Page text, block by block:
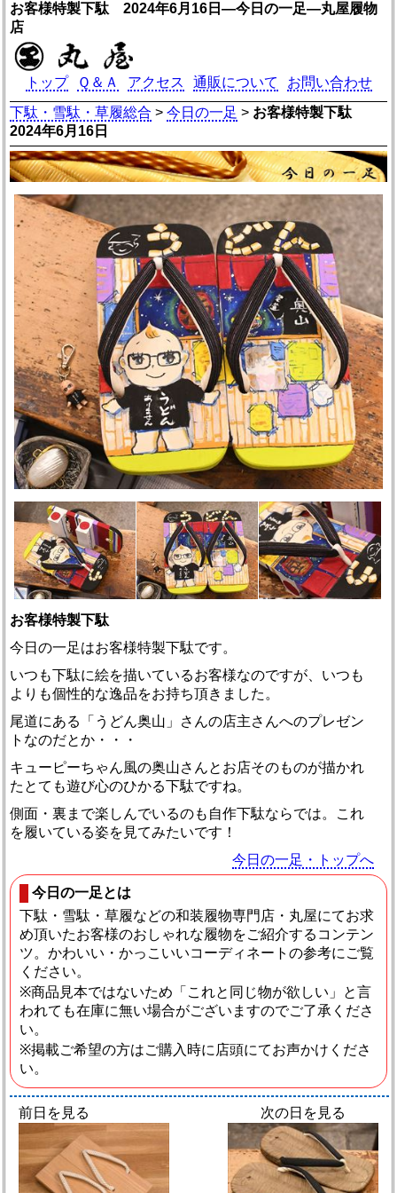
お客様特製下駄 2024年6月16日―今日の一足―丸屋履物
店
トップ Ｑ＆Ａ アクセス 通販について
お問い合わせ
下駄・雪駄・草履総合 >今日の一足 > お客様特製下駄
2024年6月16日
お客様特製下駄
今日の一足はお客様特製下駄です。
いつも下駄に絵を描いているお客様なのですが、いつも
よりも個性的な逸品をお持ち頂きました。
尾道にある「うどん奥山」さんの店主さんへのプレゼン
トなのだとか・・・
キューピーちゃん風の奥山さんとお店そのものが描かれ
たとても遊び心のひかる下駄ですね。
側面・裏まで楽しんでいるのも自作下駄ならでは。これ
を履いている姿を見てみたいです！
今日の一足・トップへ
今日の一足とは
下駄・雪駄・草履などの和装履物専門店・丸屋にてお求
め頂いたお客様のおしゃれな履物をご紹介するコンテン
ツ。かわいい・かっこいいコーディネートの参考にご覧
ください。
※商品見本ではないため「これと同じ物が欲しい」と言
われても在庫に無い場合がございますのでご了承くださ
い。
※掲載ご希望の方はご購入時に店頭にてお声かけくださ
い。
前日を見る 次の日を見る